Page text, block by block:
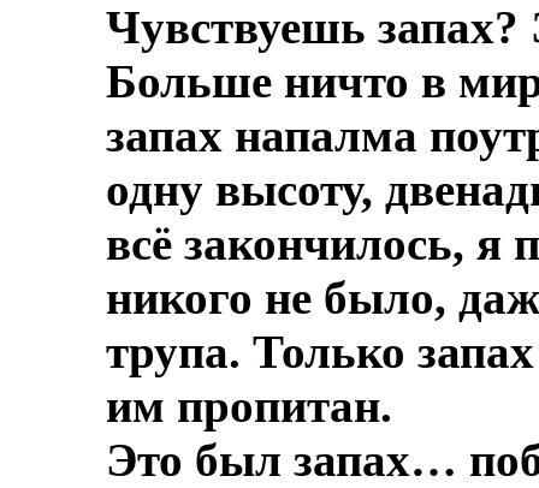
Чувствуешь
Больше ничто в
запах напалма
одну высоту,
всё закончилось, я
никого не было,
трупа. Только
им пропитан.
Это был запах…